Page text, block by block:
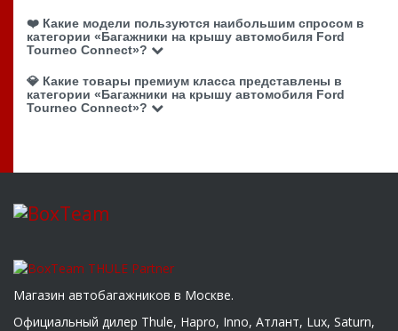
❤️ Какие модели пользуются наибольшим спросом в
категории «Багажники на крышу автомобиля Ford
Tourneo Connect»?
💎 Какие товары премиум класса представлены в
категории «Багажники на крышу автомобиля Ford
Tourneo Connect»?
Магазин автобагажников в Москве.
Официальный дилер Thule, Hapro, Inno, Атлант, Lux, Saturn,